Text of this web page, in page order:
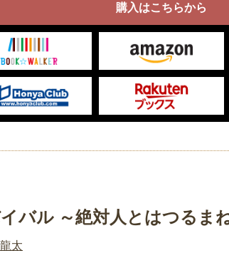
購入はこちらから
バル ～絶対人とはつるま
太